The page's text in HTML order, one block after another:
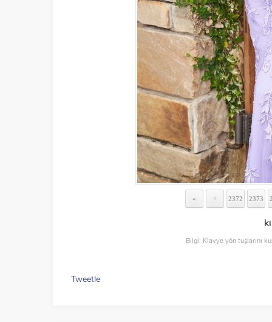
« < 2372 2373
Bilgi: Klavye yön tuşlarını
Tweetle